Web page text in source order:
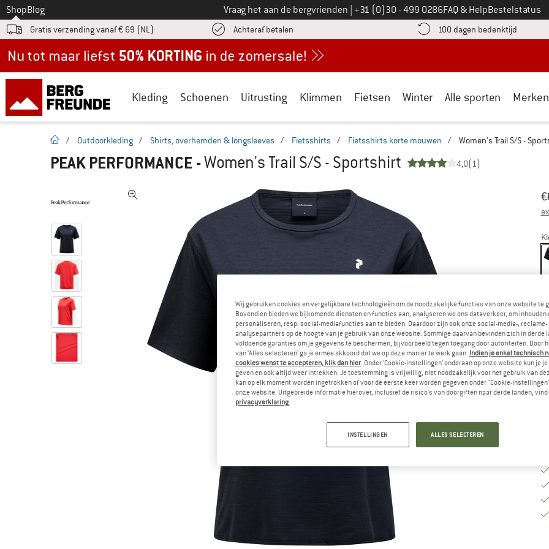
Naar
ShopBlog Vraag het aan de bergvrienden Bel ons op
+31 (0)30 - 499 0286FAQ & HelpBestelstatus
Gratis verzending vanaf € 69 (NL) Achteraf betalen vind de betalingsinformatie hier! Opent in een infovak
100 dagen bedenktijd Vind
Kleding Schoenen Uitrusting Klimmen Fietsen Winter Alle sporten Merken
Startpagina
/ Outdoorkleding / Shirts, overhemden & longsleeves / Fietsshirts / Fietsshirts korte mouwen / Women's Trail S/S -
PEAK PERFORMANCE -Women's Trail S/S - Sportshirt 4,0(1)
€
Wij gebruiken cookies en vergelijkbare technologieën om de noodzakelijke functies van onze website te
Bovendien bieden we bijkomende diensten en functies aan, analyseren we ons dataverkeer, om inhouden
personaliseren, resp. social-mediafuncties aan te bieden. Daardoor zijn ook onze social-media-, reclame-
analysepartners op de hoogte van je gebruik van onze website. Sommige daarvan bevinden zich in derde
voldoende garanties om je gegevens te beschermen, bijvoorbeeld tegen toegang door autoriteiten. Door
van ‘Alles selecteren’ ga je ermee akkoord dat we op deze manier te werk gaan. Indien je enkel technisch
cookies wenst te accepteren, klik dan hier. Onder ‘Cookie-instellingen’ onderaan op onze website kun je
geven en ook altijd weer intrekken. Je toestemming is vrijwillig, niet noodzakelijk voor het gebruik van
kan op elk moment worden ingetrokken of voor de eerste keer worden gegeven onder "Cookie-
onze website. Uitgebreide informatie hierover, inclusief de risico's van doorgiften naar derde landen, vind
privacyverklaring.
INSTELLINGEN ALLES SELECTEREN